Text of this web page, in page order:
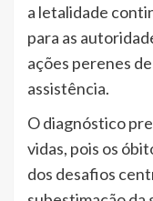
a letalidade
para as
ações perenes
assistência.
O diagnóstico
vidas, pois os
dos desafios